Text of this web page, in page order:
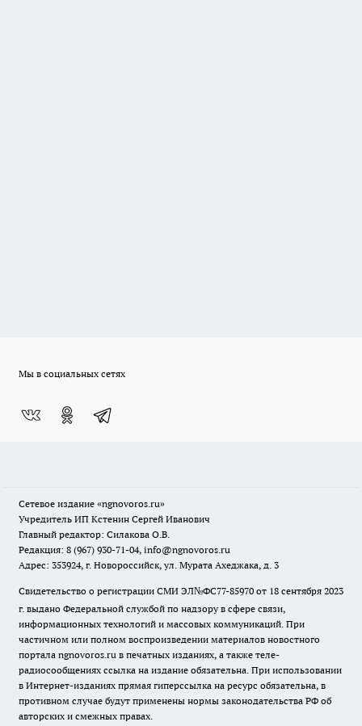
Мы в социальных сетях
Сетевое издание «ngnovoros.ru»
Учредитель ИП Кстенин Сергей Иванович
Главный редактор: Силакова О.В.
Редакция: 8 (967) 930-71-04, info@ngnovoros.ru
Адрес: 353924, г. Новороссийск, ул. Мурата Ахеджака, д. 3
Свидетельство о регистрации СМИ ЭЛ№ФС77-85970 от 18 сентября 2023
г. выдано Федеральной службой по надзору в сфере связи,
информационных технологий и массовых коммуникаций. При
частичном или полном воспроизведении материалов новостного
портала ngnovoros.ru в печатных изданиях, а также теле-
радиосообщениях ссылка на издание обязательна. При использовании
в Интернет-изданиях прямая гиперссылка на ресурс обязательна, в
противном случае будут применены нормы законодательства РФ об
авторских и смежных правах.